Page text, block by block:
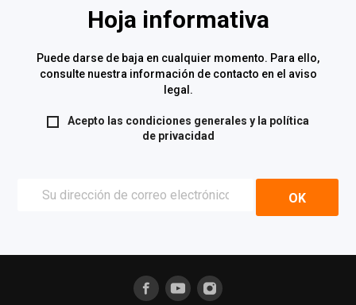
Hoja informativa
Puede darse de baja en cualquier momento. Para ello,
consulte nuestra información de contacto en el aviso
legal.
Acepto las condiciones generales y la política
de privacidad